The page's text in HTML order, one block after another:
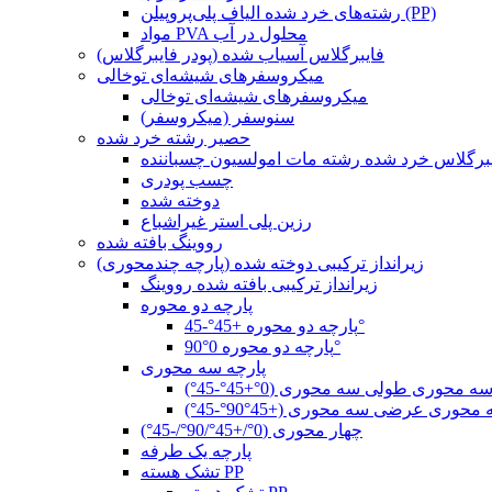
رشته‌های خرد شده الیاف پلی‌پروپیلن (PP)
مواد PVA محلول در آب
فایبرگلاس آسیاب شده (پودر فایبرگلاس)
میکروسفرهای شیشه‌ای توخالی
میکروسفرهای شیشه‌ای توخالی
سنوسفر (میکروسفر)
حصیر رشته خرد شده
خرد شده رشته مات امولسیون چسباننده
چسب پودری
دوخته شده
رزین پلی استر غیراشباع
رووینگ بافته شده
زیرانداز ترکیبی دوخته شده (پارچه چندمحوری)
زیرانداز ترکیبی بافته شده رووینگ
پارچه دو محوره
پارچه دو محوره +45°-45°
پارچه دو محوره 0°90°
پارچه سه محوری
محوری طولی سه محوری (0°+45°-45°)
عرضی سه محوری (+45°90°-45°)
چهار محوری (0°/+45°/90°/-45°)
پارچه یک طرفه
تشک هسته PP